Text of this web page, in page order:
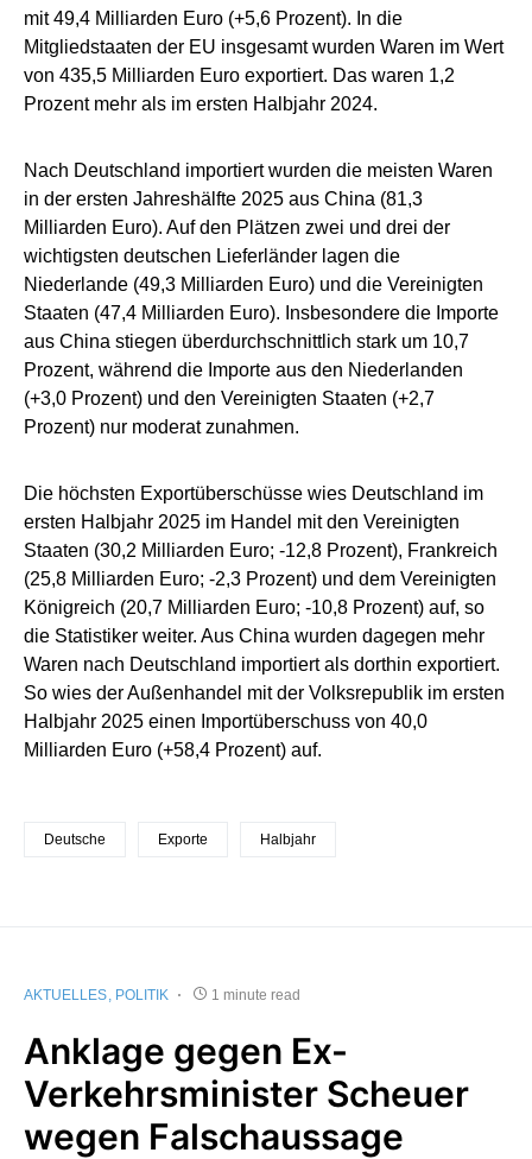
mit 49,4 Milliarden Euro (+5,6 Prozent). In die
Mitgliedstaaten der EU insgesamt wurden Waren im Wert
von 435,5 Milliarden Euro exportiert. Das waren 1,2
Prozent mehr als im ersten Halbjahr 2024.
Nach Deutschland importiert wurden die meisten Waren
in der ersten Jahreshälfte 2025 aus China (81,3
Milliarden Euro). Auf den Plätzen zwei und drei der
wichtigsten deutschen Lieferländer lagen die
Niederlande (49,3 Milliarden Euro) und die Vereinigten
Staaten (47,4 Milliarden Euro). Insbesondere die Importe
aus China stiegen überdurchschnittlich stark um 10,7
Prozent, während die Importe aus den Niederlanden
(+3,0 Prozent) und den Vereinigten Staaten (+2,7
Prozent) nur moderat zunahmen.
Die höchsten Exportüberschüsse wies Deutschland im
ersten Halbjahr 2025 im Handel mit den Vereinigten
Staaten (30,2 Milliarden Euro; -12,8 Prozent), Frankreich
(25,8 Milliarden Euro; -2,3 Prozent) und dem Vereinigten
Königreich (20,7 Milliarden Euro; -10,8 Prozent) auf, so
die Statistiker weiter. Aus China wurden dagegen mehr
Waren nach Deutschland importiert als dorthin exportiert.
So wies der Außenhandel mit der Volksrepublik im ersten
Halbjahr 2025 einen Importüberschuss von 40,0
Milliarden Euro (+58,4 Prozent) auf.
Deutsche Exporte Halbjahr
AKTUELLES POLITIK 1 minute read
Anklage gegen Ex-
Verkehrsminister Scheuer
wegen Falschaussage